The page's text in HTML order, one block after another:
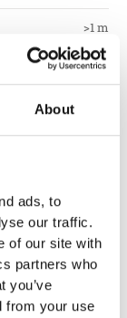
About
ads, to
our traffic.
of our site with
partners who
you’ve
from your use
>1 m
1 – 6 år
som visas